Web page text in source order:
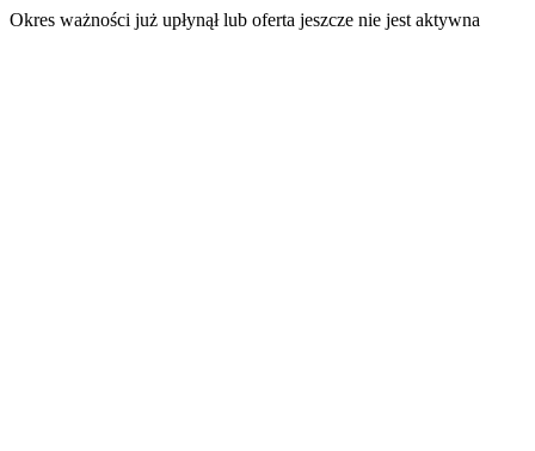
Okres ważności już upłynął lub oferta jeszcze nie jest aktywna